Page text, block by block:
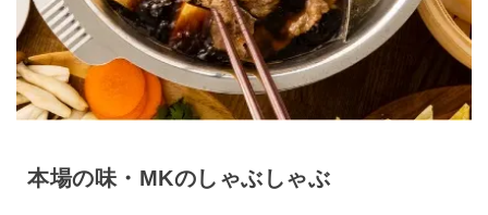
本場の味・MKのしゃぶしゃぶ